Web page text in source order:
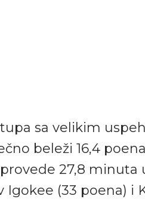
sa velikim
beleži 16,4
27,8 minuta
(33 poena) i